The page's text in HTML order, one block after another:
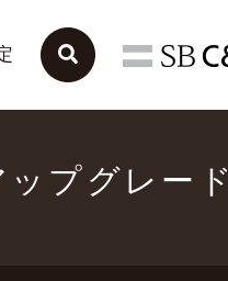
プグレード